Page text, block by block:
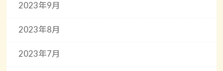
2023年9月
2023年8月
2023年7月